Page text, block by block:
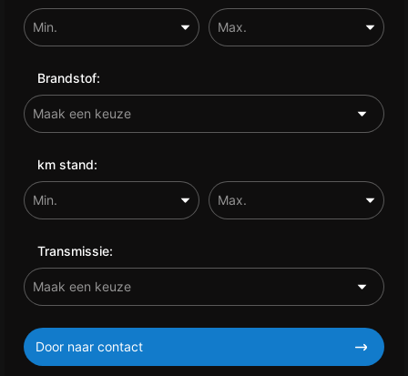
Brandstof:
km stand:
Transmissie:
Door naar contact